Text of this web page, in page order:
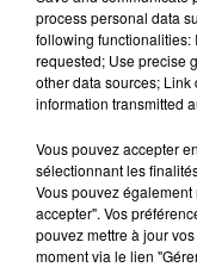
100%
28 février 2025 - 4
LES INFOS DU
process personal data
following functionalities:
requested; Use precise
other data sources;
information transmitted
Vous pouvez accepter
sélectionnant les
Vous pouvez
accepter". Vos
pouvez mettre à jour
moment via le lien